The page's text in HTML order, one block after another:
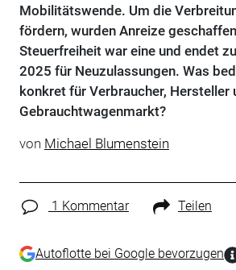
Mobilitätswende. Um die
fördern, wurden Anreize
Steuerfreiheit war eine und endet
2025 für Neuzulassungen. Was
konkret für Verbraucher, Hersteller
Gebrauchtwagenmarkt?
von Michael Blumenstein
1 Kommentar Teilen
Autoflotte bei Google bevorzugen